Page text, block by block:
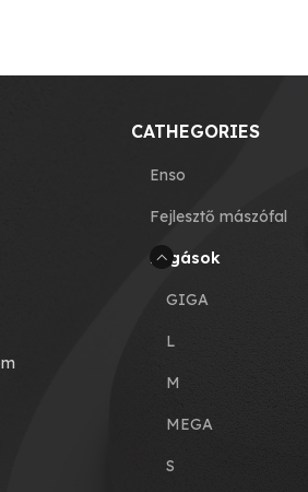
CATHEGORIES
Enso
Fejlesztő mászófal
Fogások
GIGA
L
M
MEGA
S